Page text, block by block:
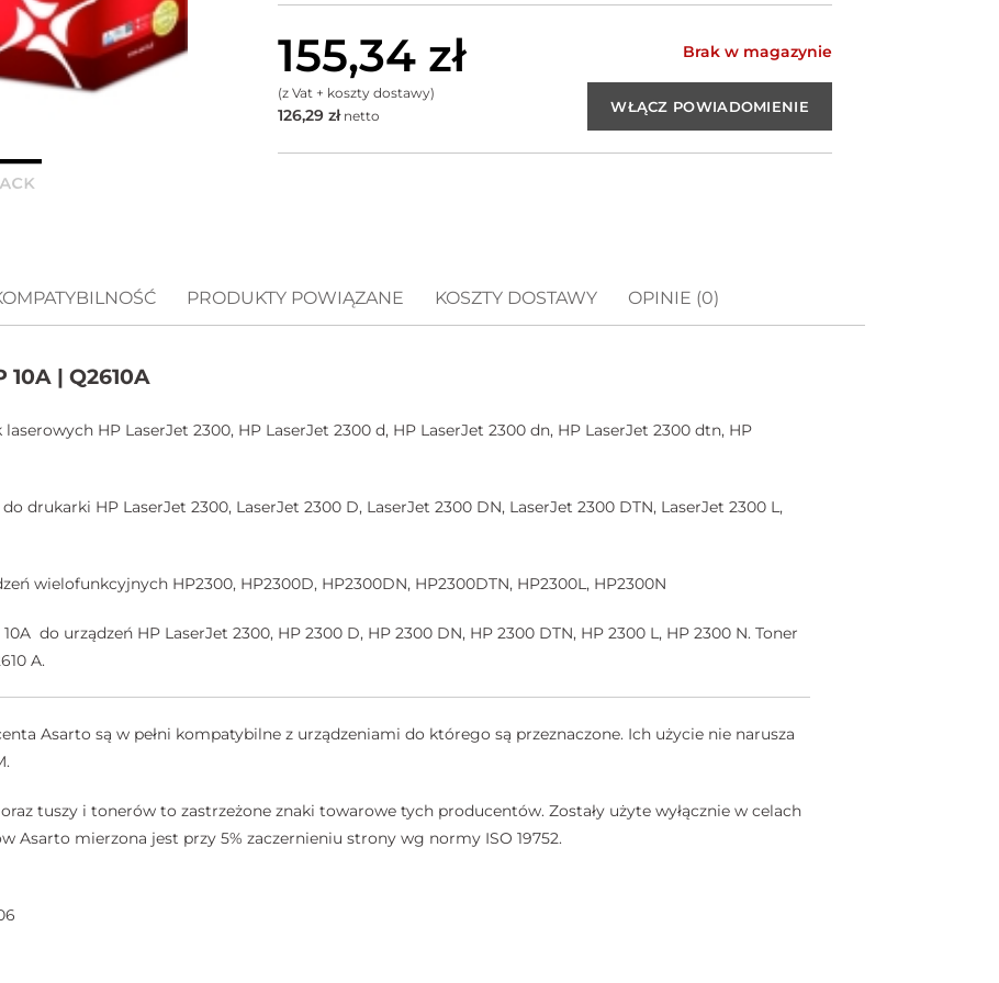
155,34 zł
(z Vat + koszty dostawy)
126,29 złnetto
Brak w magazynie
PRODUKTY POWIĄZANE KOSZTY DOSTAWY OPINIE (0)
| Q2610A
HP LaserJet 2300, HP LaserJet 2300 d, HP LaserJet 2300 dn, HP LaserJet 2300 dtn, HP
drukarki HP LaserJet 2300, LaserJet 2300 D, LaserJet 2300 DN, LaserJet 2300 DTN, LaserJet 2300 L,
wielofunkcyjnych HP2300, HP2300D, HP2300DN, HP2300DTN, HP2300L, HP2300N
do urządzeń HP LaserJet 2300, HP 2300 D, HP 2300 DN, HP 2300 DTN, HP 2300 L, HP 2300 N. Toner
A.
Asarto są w pełni kompatybilne z urządzeniami do którego są przeznaczone. Ich użycie nie narusza
tuszy i tonerów to zastrzeżone znaki towarowe tych producentów. Zostały użyte wyłącznie w celach
Asarto mierzona jest przy 5% zaczernieniu strony wg normy ISO 19752.